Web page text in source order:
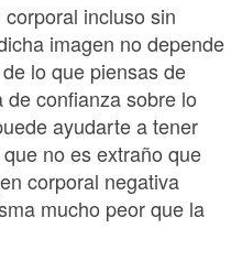
incluso sin
imagen no depende
lo que piensas de
confianza sobre lo
ayudarte a tener
no es extraño que
corporal negativa
mucho peor que la